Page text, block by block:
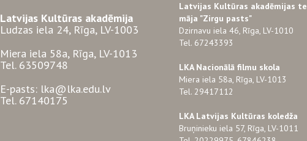
Latvijas Kultūras akadēmija
Ludzas iela 24, Rīga, LV-1003
Miera iela 58a, Rīga, LV-1013
Tel. 63509748
E-pasts: lka@lka.edu.lv
Tel. 67140175
Latvijas Kultūras akadēmijas
māja "Zirgu pasts"
Dzirnavu iela 46, Rīga, LV-1010
Tel. 67243393
LKA Nacionālā filmu skola
Miera iela 58a, Rīga, LV-1013
Tel. 29417112
LKA Latvijas Kultūras koledža
Bruņinieku iela 57, Rīga, LV-1011